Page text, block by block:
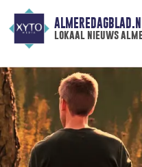
lokaal nieuws